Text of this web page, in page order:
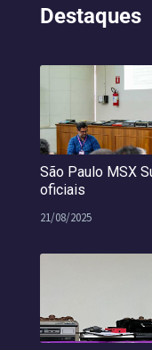
Destaques
São Paulo MSX
oficiais
21/08/2025